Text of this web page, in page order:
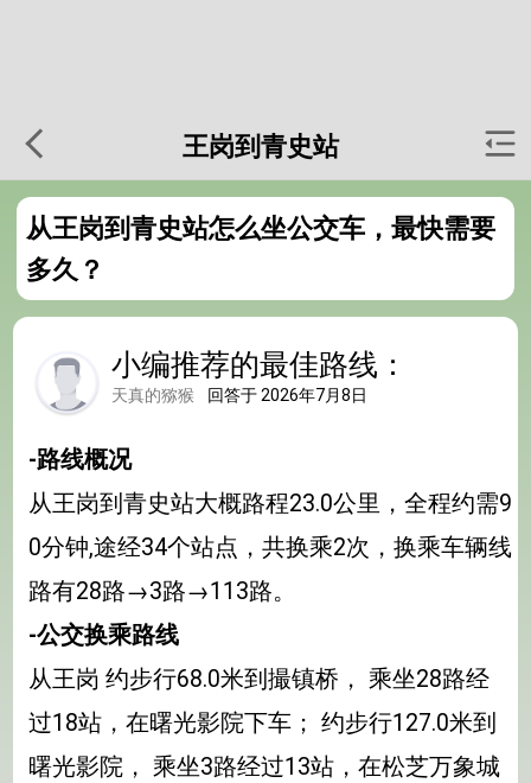
王岗到青史站
从王岗到青史站怎么坐公交车，最快需要
多久？
小编推荐的最佳路线：
天真的猕猴 回答于 2026年7月8日
-路线概况
从王岗到青史站大概路程23.0公里，全程约需9
0分钟,途经34个站点，共换乘2次，换乘车辆线
路有28路→3路→113路。
-公交换乘路线
从王岗 约步行68.0米到撮镇桥， 乘坐28路经
过18站，在曙光影院下车； 约步行127.0米到
曙光影院， 乘坐3路经过13站，在松芝万象城